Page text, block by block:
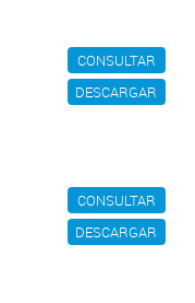
CONSULTAR
DESCARGAR
CONSULTAR
DESCARGAR